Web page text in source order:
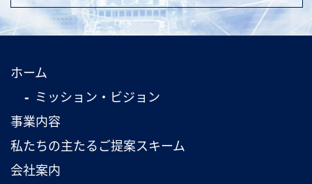
ホーム
ミッション・ビジョン
事業内容
私たちの主たるご提案スキーム
会社案内